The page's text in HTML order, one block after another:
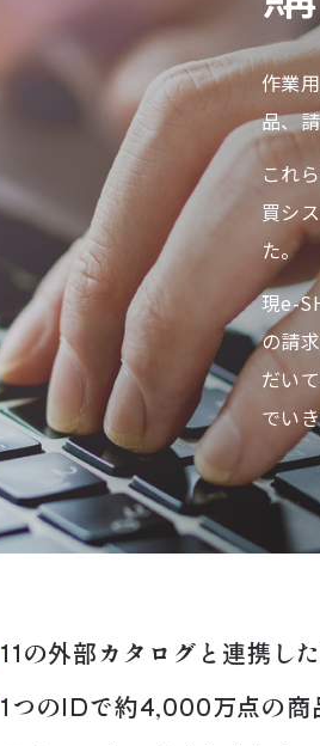
作業
品、
これ
買シ
た。
現e-
の請
だい
でい
11の外部カタログと連携し
1つのIDで約4,000万点の商